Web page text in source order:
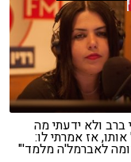
ברב ולא ידעתי מה
אז אמרתי לו:
לאברמל'ה מלמד'"